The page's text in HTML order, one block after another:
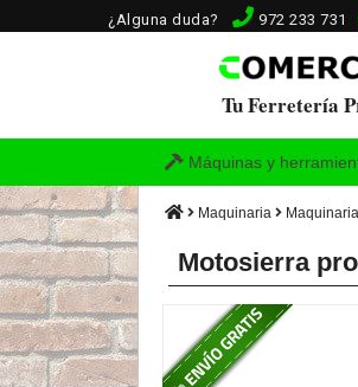
¿Alguna duda? 972 233 731
Tu Ferretería
Máquinas y
Maquinaria
Motosierra